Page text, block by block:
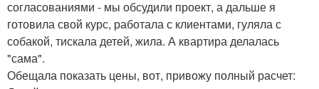
согласованиями - мы обсудили проект, а дальше я
готовила свой курс, работала с клиентами, гуляла с
собакой, тискала детей, жила. А квартира делалась
"сама".
Обещала показать цены, вот, привожу полный расчет: